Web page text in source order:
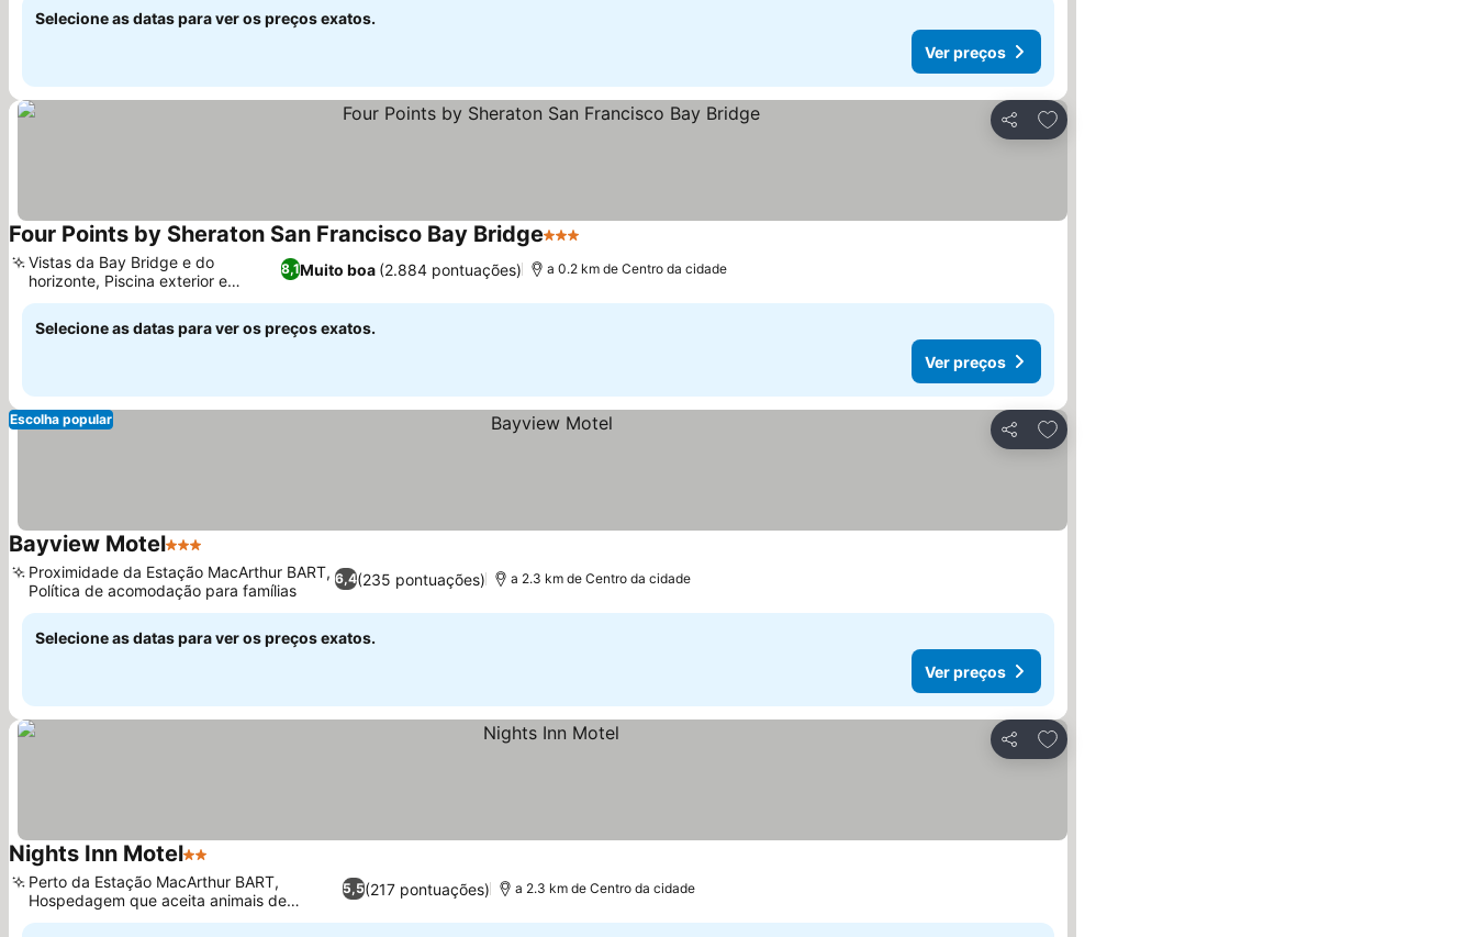
Selecione as datas para ver os preços exatos.
Ver preços
Partilhar
Adicionar aos favoritos
Four Points by Sheraton San Francisco Bay Bridge3 Estrelas
8,1Muito boa (2.884 pontuações)
Vistas da Bay Bridge e do
horizonte, Piscina exterior e
hidromassagem
a 0.2 km de Centro da cidade
Selecione as datas para ver os preços exatos.
Ver preços
Partilhar
Adicionar aos favoritos
Escolha popular
Bayview Motel3 Estrelas
6,4(235 pontuações)
Proximidade da Estação MacArthur BART,
Política de acomodação para famílias
a 2.3 km de Centro da cidade
Selecione as datas para ver os preços exatos.
Ver preços
Partilhar
Adicionar aos favoritos
Nights Inn Motel2 Estrelas
5,5(217 pontuações)
Perto da Estação MacArthur BART,
Hospedagem que aceita animais de
estimação
a 2.3 km de Centro da cidade